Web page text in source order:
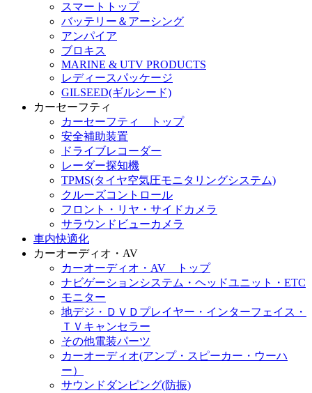
スマートトップ
バッテリー＆アーシング
アンパイア
ブロキス
MARINE & UTV PRODUCTS
レディースパッケージ
GILSEED(ギルシード)
カーセーフティ
カーセーフティ トップ
安全補助装置
ドライブレコーダー
レーダー探知機
TPMS(タイヤ空気圧モニタリングシステム)
クルーズコントロール
フロント・リヤ・サイドカメラ
サラウンドビューカメラ
車内快適化
カーオーディオ・AV
カーオーディオ・AV トップ
ナビゲーションシステム・ヘッドユニット・ETC
モニター
地デジ・ＤＶＤプレイヤー・インターフェイス・
ＴＶキャンセラー
その他電装パーツ
カーオーディオ(アンプ・スピーカー・ウーハ
ー）
サウンドダンピング(防振)